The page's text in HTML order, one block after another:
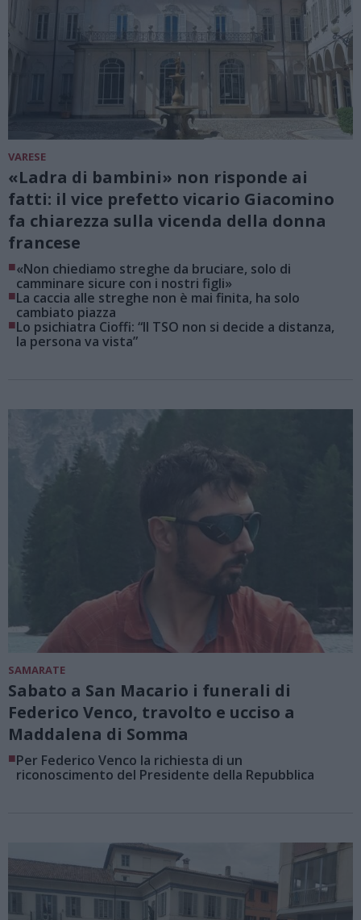
VARESE
«Ladra di bambini» non risponde ai
fatti: il vice prefetto vicario Giacomino
fa chiarezza sulla vicenda della donna
francese
■«Non chiediamo streghe da bruciare, solo di
camminare sicure con i nostri figli»
■La caccia alle streghe non è mai finita, ha solo
cambiato piazza
■Lo psichiatra Cioffi: “Il TSO non si decide a distanza,
la persona va vista”
SAMARATE
Sabato a San Macario i funerali di
Federico Venco, travolto e ucciso a
Maddalena di Somma
■Per Federico Venco la richiesta di un
riconoscimento del Presidente della Repubblica